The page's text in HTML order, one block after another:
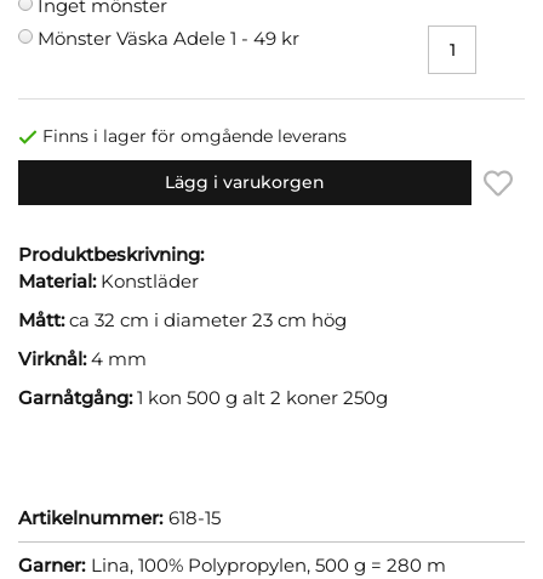
Inget mönster
Mönster Väska Adele 1 - 49 kr
Finns i lager för omgående leverans
Lägg i varukorgen
Produktbeskrivning:
Material:Konstläder
Mått:ca 32 cm i diameter 23 cm hög
Virknål:4 mm
Garnåtgång:1 kon 500 g alt 2 koner 250g
Artikelnummer: 618-15
Garner: Lina, 100% Polypropylen, 500 g = 280 m